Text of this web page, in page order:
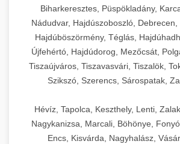
Biharkeresztes, Püspökladány,
Nádudvar, Hajdúszoboszló,
Hajdúböszörmény, Téglás,
Újfehértó, Hajdúdorog, Mezőcsát,
Tiszaújváros, Tiszavasvári, Tiszalök,
Szikszó, Szerencs, Sárospatak,
Hévíz, Tapolca, Keszthely, Lenti,
Nagykanizsa, Marcali, Böhönye,
Encs, Kisvárda, Nagyhalász,